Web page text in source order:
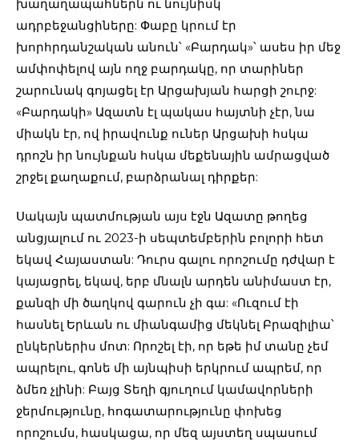
խաղաղապահներն ու նույնիսկ
ադրբեջանցիները: Փաբը կրում էր
խորհրդանշական անուն՝ «Բարդակ»՝ ասես իր մեջ
ամփոփելով այն ողջ բարդակը, որ տարիներ
շարունակ գոյացել էր Արցախյան հարցի շուրջ:
«Բարդակի» Ազատն էլ պակաս հայտնի չէր, նա
միակն էր, ով իրավունք ուներ Արցախի հսկա
դրոշն իր նույնքան հսկա մեքենային ամրացված
շրջել քաղաքում, բարձրանալ դիրքեր:
Սակայն պատմության այս էջն Ազատը թողեց
անցյալում ու 2023-ի սեպտեմբերին բոլորի հետ
եկավ Հայաստան: Դուրս գալու որոշումը դժվար է
կայացրել, եկավ, երբ մնալն արդեն անիմաստ էր,
քանզի մի ծաղկով գարուն չի գա: «Ուզում էի
հասնել Երևան ու միանգամից մեկնել Բրազիլիա՝
ընկերներիս մոտ: Որոշել էի, որ եթե իմ տանը չեմ
ապրելու, գոնե մի այնպիսի երկրում ապրեմ, որ
ձմեռ չլինի: Բայց Տեղի գյուղում կամավորների
ջերմությունը, հոգատարությունը փոխեց
որոշումս, հասկացա, որ մեզ այստեղ սպասում